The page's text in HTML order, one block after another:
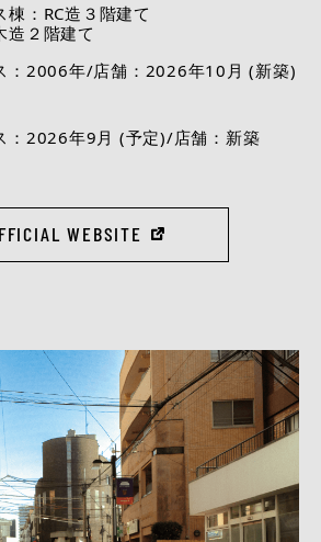
棟：RC造３階建て
造２階建て
：2006年/店舗：2026年10月 (新築)
：2026年9月 (予定)/店舗：新築
WEBSITE